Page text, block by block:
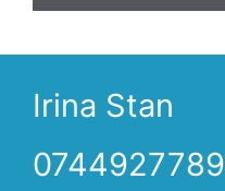
Irina Stan
0744927789